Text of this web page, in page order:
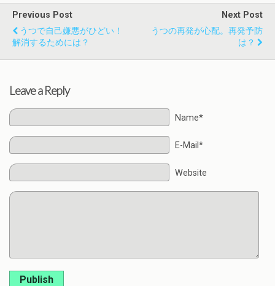
Previous Post
うつで自己嫌悪がひどい！
解消するためには？
Next Post
うつの再発が心配。再発予防
は？
Leave a Reply
Name*
E-Mail*
Website
Publish